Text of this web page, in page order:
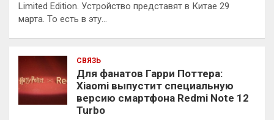
Limited Edition. Устройство представят в Китае 29
марта. То есть в эту…
СВЯЗЬ
Для фанатов Гарри Поттера:
Xiaomi выпустит специальную
версию смартфона Redmi Note 12
Turbo